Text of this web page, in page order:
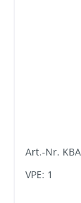
Art.-Nr.
VPE: 1